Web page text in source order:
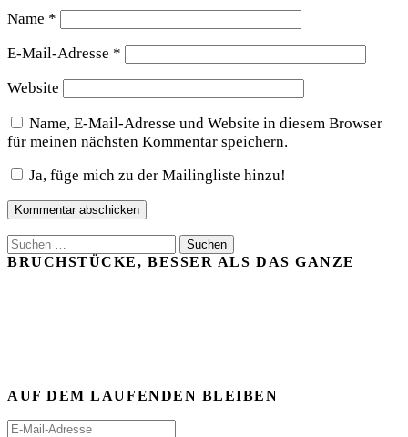
Name *
E-Mail-Adresse *
Website
Name, E-Mail-Adresse und Website in diesem Browser
für meinen nächsten Kommentar speichern.
Ja, füge mich zu der Mailingliste hinzu!
Suchen
nach:
BRUCHSTÜCKE, BESSER ALS DAS GANZE
AUF DEM LAUFENDEN BLEIBEN
E-